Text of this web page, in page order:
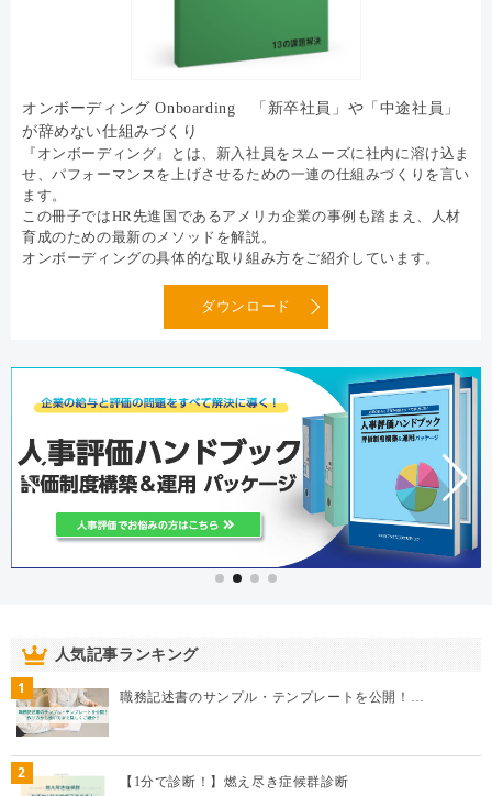
オンボーディング Onboarding 「新卒社員」や「中途社員」
が辞めない仕組みづくり
『オンボーディング』とは、新入社員をスムーズに社内に溶け込ま
せ、パフォーマンスを上げさせるための一連の仕組みづくりを言い
ます。
この冊子ではHR先進国であるアメリカ企業の事例も踏まえ、人材
育成のための最新のメソッドを解説。
オンボーディングの具体的な取り組み方をご紹介しています。
ダウンロード
人気記事ランキング
1 職務記述書のサンプル・テンプレートを公開！…
2 【1分で診断！】燃え尽き症候群診断